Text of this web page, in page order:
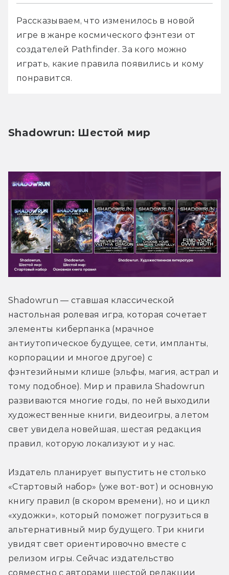
Рассказываем, что изменилось в новой
игре в жанре космического фэнтези от
создателей Pathfinder. За кого можно
играть, какие правила появились и кому
понравится.
Shadowrun: Шестой мир
Shadowrun — ставшая классической
настольная ролевая игра, которая сочетает
элементы киберпанка (мрачное
антиутопическое будущее, сети, импланты,
корпорации и многое другое) с
фэнтезийными клише (эльфы, магия, астрал и
тому подобное). Мир и правила Shadowrun
развиваются многие годы, по ней выходили
художественные книги, видеоигры, а летом
свет увидела новейшая, шестая редакция
правил, которую локализуют и у нас.
Издатель планирует выпустить не столько
«Стартовый набор» (уже вот-вот) и основную
книгу правил (в скором времени), но и цикл
«художки», который поможет погрузиться в
альтернативный мир будущего. Три книги
увидят свет ориентировочно вместе с
релизом игры. Сейчас издательство
совместно с авторами шестой редакции